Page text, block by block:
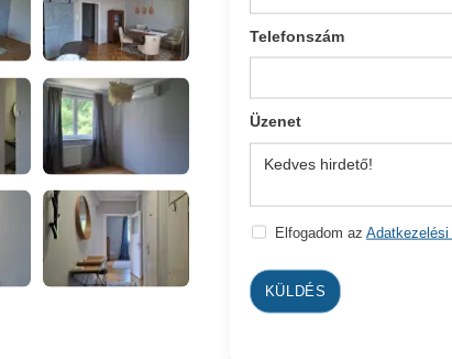
Telefonszám
Üzenet
Elfogadom az
KÜLDÉS